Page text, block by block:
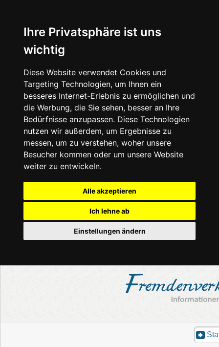
Ihre Privatsphäre ist uns
wichtig
Diese Website verwendet Cookies und
Targeting Technologien, um Ihnen ein
besseres Internet-Erlebnis zu ermöglichen und
die Werbung, die Sie sehen, besser an Ihre
Bedürfnisse anzupassen. Diese Technologien
nutzen wir außerdem, um Ergebnisse zu
messen, um zu verstehen, woher unsere
Besucher kommen oder um unsere Website
weiter zu entwickeln.
Alle akzeptieren
Ich lehne ab
Einstellungen ändern